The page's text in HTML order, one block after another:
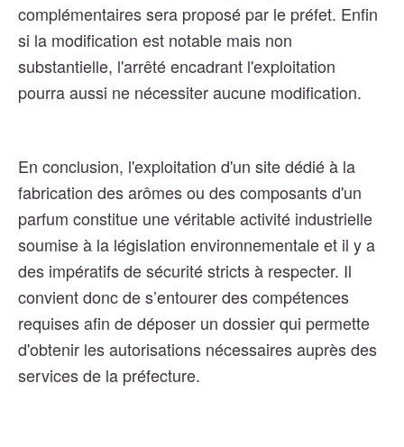
complémentaires sera proposé par le préfet. Enfin
si la modification est notable mais non
substantielle, l'arrêté encadrant l'exploitation
pourra aussi ne nécessiter aucune modification.
En conclusion, l'exploitation d'un site dédié à la
fabrication des arômes ou des composants d'un
parfum constitue une véritable activité industrielle
soumise à la législation environnementale et il y a
des impératifs de sécurité stricts à respecter. Il
convient donc de s’entourer des compétences
requises afin de déposer un dossier qui permette
d'obtenir les autorisations nécessaires auprès des
services de la préfecture.